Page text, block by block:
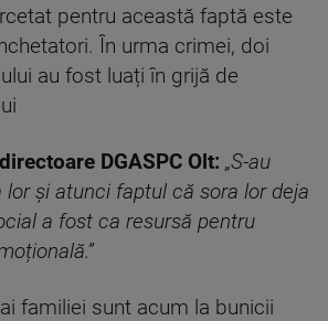
pentru această faptă este
În urma crimei, doi
au fost luați în grijă de
DGASPC Olt: „S-au
și atunci faptul că sora lor deja
a fost ca resursă pentru
familiei sunt acum la bunicii